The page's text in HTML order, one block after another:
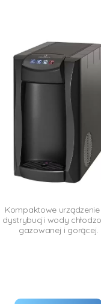
Kompaktowe
dystrybucji wody
gazowanej i gorącej.